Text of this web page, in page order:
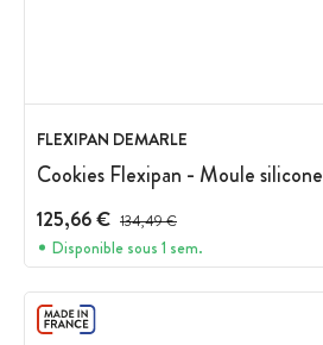
FLEXIPAN DEMARLE
Cookies Flexipan - Moule silicone
125,66 € Prix avant réduction :
134,49 €
Disponible sous 1 sem.